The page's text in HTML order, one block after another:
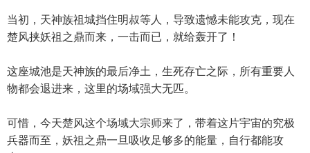
当初，天神族祖城挡住明叔等人，导致遗憾未能攻克，现在
楚风挟妖祖之鼎而来，一击而已，就给轰开了！
这座城池是天神族的最后净土，生死存亡之际，所有重要人
物都会退进来，这里的场域强大无匹。
可惜，今天楚风这个场域大宗师来了，带着这片宇宙的究极
兵器而至，妖祖之鼎一旦吸收足够多的能量，自行都能攻